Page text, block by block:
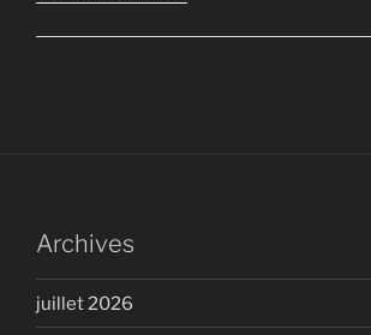
Archives
juillet 2026